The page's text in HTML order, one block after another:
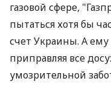
газовой сфере,
пытаться хотя бы
счет Украины. А ему
приправляя все
умозрительной